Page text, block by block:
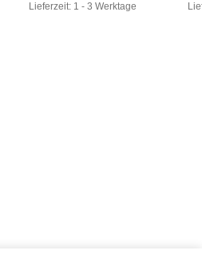
Lieferzeit: 1 - 3 Werktage